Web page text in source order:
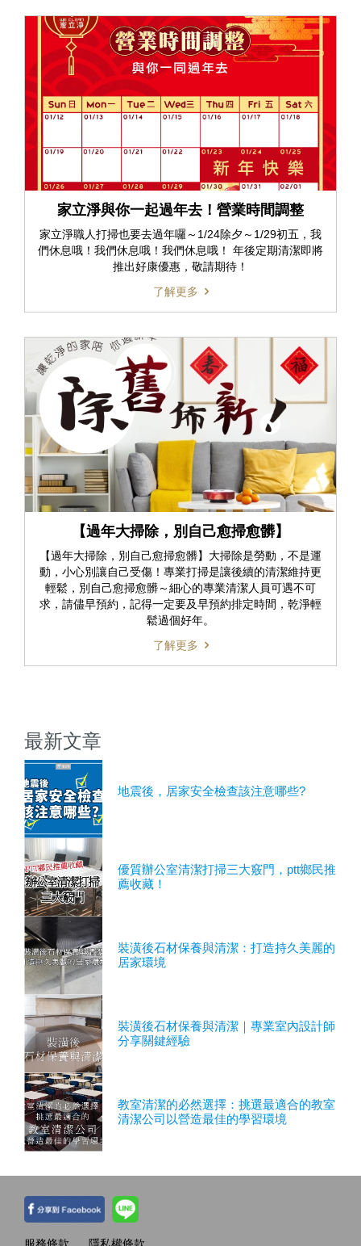
家立淨與你一起過年去！營業時間調整
家立淨職人打掃也要去過年囉～1/24除夕～1/29初五，我
們休息哦！我們休息哦！我們休息哦！ 年後定期清潔即將
推出好康優惠，敬請期待！
了解更多
【過年大掃除，別自己愈掃愈髒】
【過年大掃除，別自己愈掃愈髒】大掃除是勞動，不是運
動，小心別讓自己受傷！專業打掃是讓後續的清潔維持更
輕鬆，別自己愈掃愈髒～細心的專業清潔人員可遇不可
求，請儘早預約，記得一定要及早預約排定時間，乾淨輕
鬆過個好年。
了解更多
最新文章
地震後，居家安全檢查該注意哪些?
優質辦公室清潔打掃三大竅門，ptt鄉民推
薦收藏！
裝潢後石材保養與清潔：打造持久美麗的
居家環境
裝潢後石材保養與清潔｜專業室內設計師
分享關鍵經驗
教室清潔的必然選擇：挑選最適合的教室
清潔公司以營造最佳的學習環境